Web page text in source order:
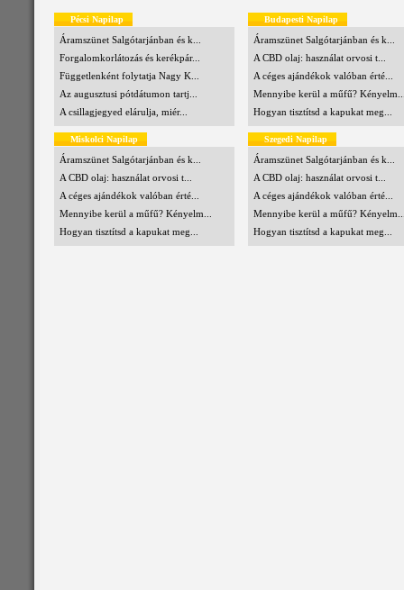
Pécsi Napilap
Áramszünet Salgótarjánban és k...
Forgalomkorlátozás és kerékpár...
Függetlenként folytatja Nagy K...
Az augusztusi pótdátumon tartj...
A csillagjegyed elárulja, miér...
Budapesti Napilap
Áramszünet Salgótarjánban és k...
A CBD olaj: használat orvosi t...
A céges ajándékok valóban érté...
Mennyibe kerül a műfű?
Hogyan tisztítsd a kapukat meg...
Miskolci Napilap
Áramszünet Salgótarjánban és k...
A CBD olaj: használat orvosi t...
A céges ajándékok valóban érté...
Mennyibe kerül a műfű? Kényelm...
Hogyan tisztítsd a kapukat meg...
Szegedi Napilap
Áramszünet Salgótarjánban és k...
A CBD olaj: használat orvosi t...
A céges ajándékok valóban érté...
Mennyibe kerül a műfű?
Hogyan tisztítsd a kapukat meg...